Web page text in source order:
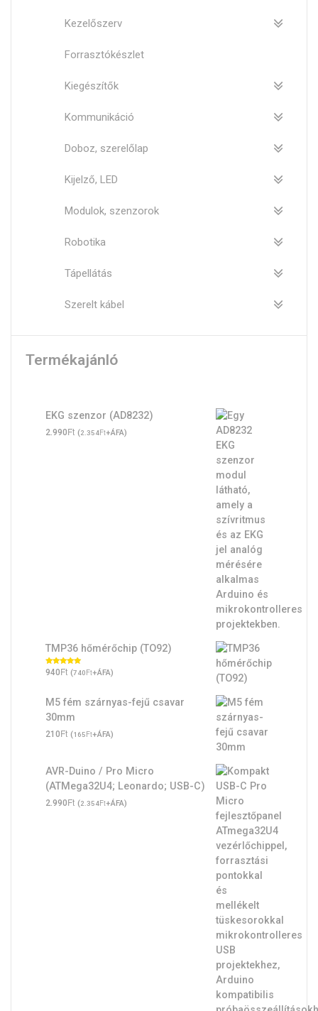
Kezelőszerv
Forrasztókészlet
Kiegészítők
Kommunikáció
Doboz, szerelőlap
Kijelző, LED
Modulok, szenzorok
Robotika
Tápellátás
Szerelt kábel
Termékajánló
EKG szenzor (AD8232)
2.990Ft (2.354Ft+ÁFA)
TMP36 hőmérőchip (TO92)
Értékelés:
5.00/ 5
940Ft (740Ft+ÁFA)
M5 fém szárnyas-fejű csavar
30mm
210Ft (165Ft+ÁFA)
AVR-Duino / Pro Micro
(ATMega32U4; Leonardo; USB-C)
2.990Ft (2.354Ft+ÁFA)